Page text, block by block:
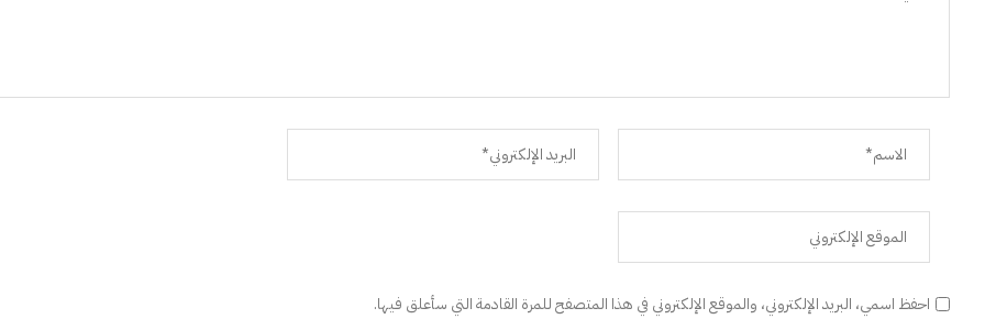
احفظ اسمي، البريد الإلكتروني، والموقع الإلكتروني في هذا المتصفح للمرة القادمة التي سأعلق فيها.